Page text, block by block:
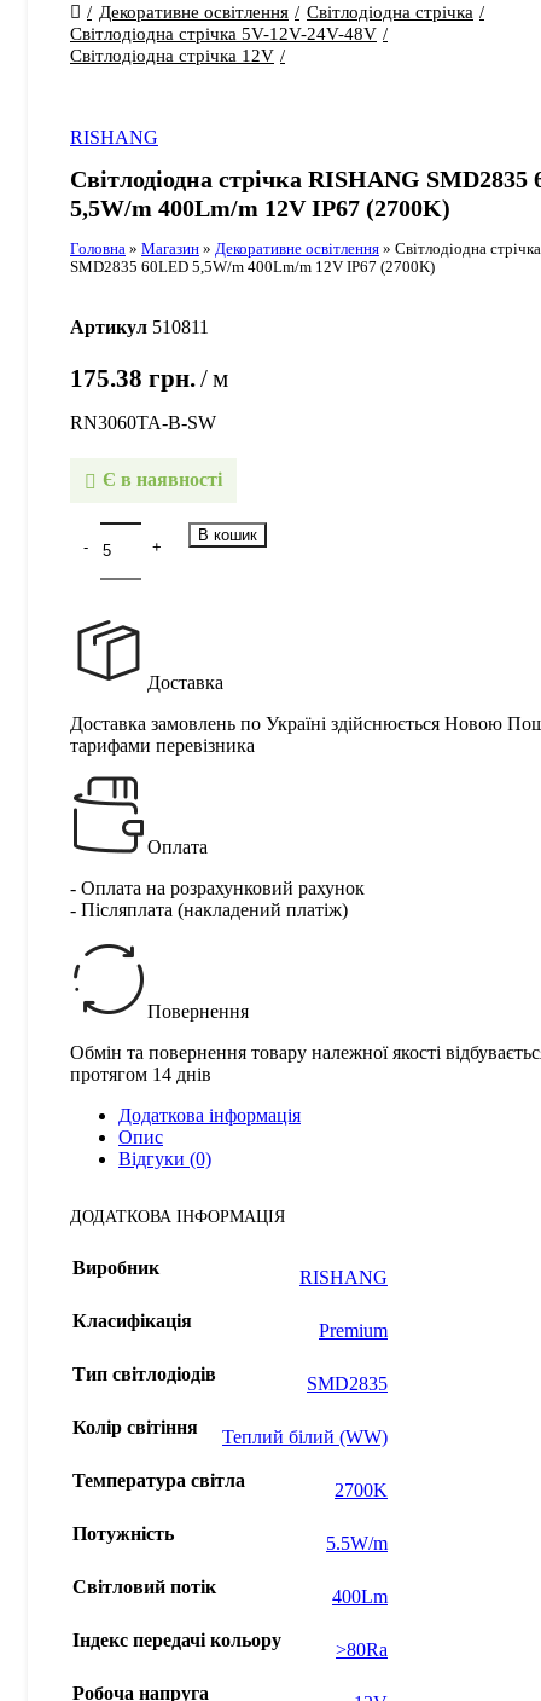
Декоративне освітлення
Світлодіодна стрічка
Світлодіодна стрічка 5V-12V-24V-48V
Світлодіодна стрічка 12V
RISHANG
Світлодіодна стрічка RISHANG SMD2835
5,5W/m 400Lm/m 12V IP67 (2700K)
Головна » Магазин » Декоративне освітлення » Світлодіодна
SMD2835 60LED 5,5W/m 400Lm/m 12V IP67 (2700K)
Артикул 510811
175.38 грн. м
RN3060TA-B-SW
Є в наявності
В кошик
Доставка
Доставка замовлень по Україні здійснюється Новою
тарифами перевізника
Оплата
- Оплата на розрахунковий рахунок
- Післяплата (накладений платіж)
Повернення
Обмін та повернення товару належної якості
протягом 14 днів
Додаткова інформація
Опис
Відгуки (0)
ДОДАТКОВА ІНФОРМАЦІЯ
Виробник RISHANG
Класифікація Premium
Тип світлодіодів SMD2835
Колір світіння Теплий білий (WW)
Температура світла 2700K
Потужність 5.5W/m
Світловий потік 400Lm
Індекс передачі кольору >80Ra
Робоча напруга